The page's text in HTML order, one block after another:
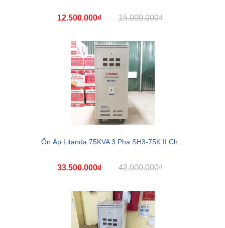
12.500.000₫ 15.000.000₫
Ổn Áp Litanda 75KVA 3 Pha SH3-75K II Ch...
33.500.000₫ 42.000.000₫